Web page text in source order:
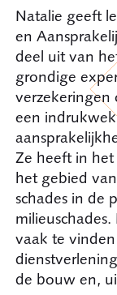
Natalie geeft
en
deel uit van
grondige
verzekeringen
een
Ze heeft in
het gebied
schades in de
vaak te
de bouw en,